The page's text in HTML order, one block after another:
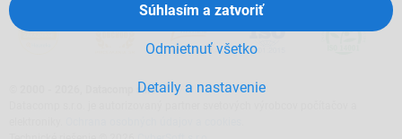
2000 - 2026, Datacomp s.r.o.Detaily a nastavenie
Odmietnuť všetko
Súhlasím a zatvoriť